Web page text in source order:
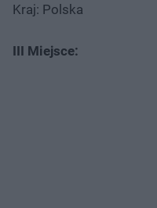
Kraj: Polska
III Miejsce: